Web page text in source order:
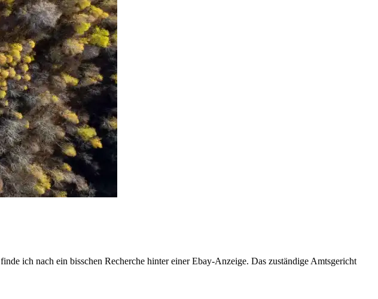
ich nach ein bisschen Recherche hinter einer Ebay-Anzeige. Das zuständige Amtsgericht